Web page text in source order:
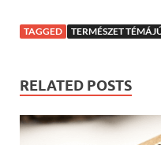
TAGGED TERMÉSZET
RELATED POSTS